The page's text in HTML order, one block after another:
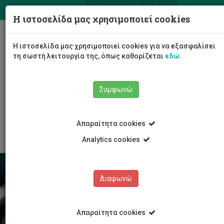
Σχολή Επικοινωνίας και Μέσων Ενημέρωσης
Προγράμματα Σπουδών
Προπτυχιακές Σπουδές
Η ιστοσελίδα μας χρησιμοποιεί cookies
Η ιστοσελίδα μας χρησιμοποιεί cookies για να εξασφαλίσει
τη σωστή λειτουργία της, όπως καθορίζεται εδώ.
Συμφωνώ
Απαραίτητα cookies
Analytics cookies
Διαφωνώ
Απαραίτητα cookies